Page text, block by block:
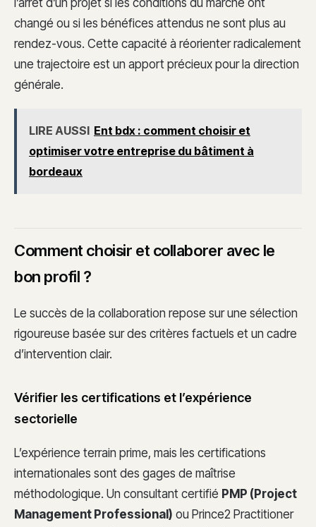
l’arrêt d’un projet si les conditions du marché ont
changé ou si les bénéfices attendus ne sont plus au
rendez-vous. Cette capacité à réorienter radicalement
une trajectoire est un apport précieux pour la direction
générale.
LIRE AUSSI Ent bdx : comment choisir et
optimiser votre entreprise du bâtiment à
bordeaux
Comment choisir et collaborer avec le
bon profil ?
Le succès de la collaboration repose sur une sélection
rigoureuse basée sur des critères factuels et un cadre
d’intervention clair.
Vérifier les certifications et l’expérience
sectorielle
L’expérience terrain prime, mais les certifications
internationales sont des gages de maîtrise
méthodologique. Un consultant certifié PMP (Project
Management Professional) ou Prince2 Practitioner